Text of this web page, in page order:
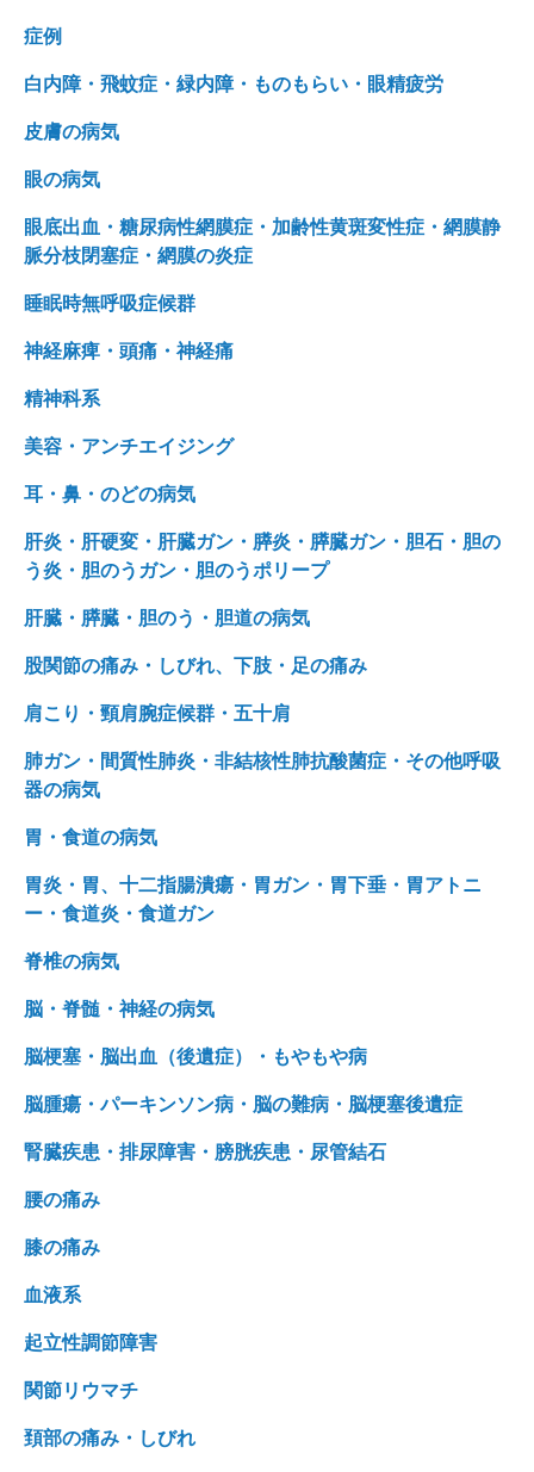
症例
白内障・飛蚊症・緑内障・ものもらい・眼精疲労
皮膚の病気
眼の病気
眼底出血・糖尿病性網膜症・加齢性黄斑変性症・網膜静
脈分枝閉塞症・網膜の炎症
睡眠時無呼吸症候群
神経麻痺・頭痛・神経痛
精神科系
美容・アンチエイジング
耳・鼻・のどの病気
肝炎・肝硬変・肝臓ガン・膵炎・膵臓ガン・胆石・胆の
う炎・胆のうガン・胆のうポリープ
肝臓・膵臓・胆のう・胆道の病気
股関節の痛み・しびれ、下肢・足の痛み
肩こり・頸肩腕症候群・五十肩
肺ガン・間質性肺炎・非結核性肺抗酸菌症・その他呼吸
器の病気
胃・食道の病気
胃炎・胃、十二指腸潰瘍・胃ガン・胃下垂・胃アトニ
ー・食道炎・食道ガン
脊椎の病気
脳・脊髄・神経の病気
脳梗塞・脳出血（後遺症）・もやもや病
脳腫瘍・パーキンソン病・脳の難病・脳梗塞後遺症
腎臓疾患・排尿障害・膀胱疾患・尿管結石
腰の痛み
膝の痛み
血液系
起立性調節障害
関節リウマチ
頚部の痛み・しびれ